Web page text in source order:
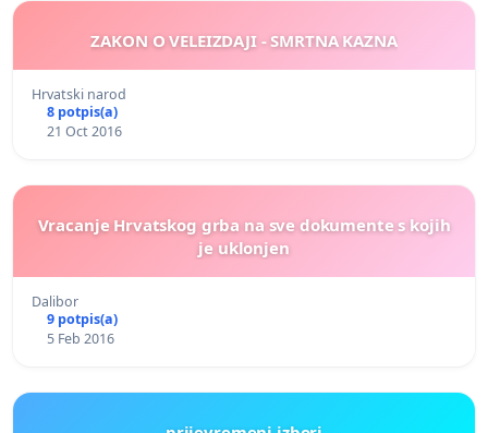
ZAKON O VELEIZDAJI - SMRTNA KAZNA
Hrvatski narod
8 potpis(a)
21 Oct 2016
Vracanje Hrvatskog grba na sve dokumente s kojih
je uklonjen
Dalibor
9 potpis(a)
5 Feb 2016